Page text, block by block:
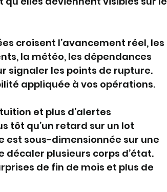
croisent l’avancement réel, les
la météo, les dépendances
signaler les points de rupture.
appliquée à vos opérations.
et plus d’alertes
tôt qu’un retard sur un lot
est sous-dimensionnée sur une
décaler plusieurs corps d’état.
de fin de mois et plus de